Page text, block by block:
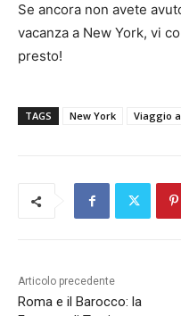
Se ancora non avete
vacanza a New York, vi
presto!
TAGS New York Viaggio
Articolo precedente
Roma e il Barocco: la